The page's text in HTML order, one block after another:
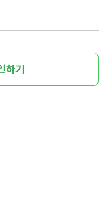
하기